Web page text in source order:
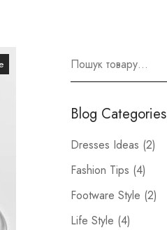
Blog Categories
Dresses Ideas (2)
Fashion Tips (4)
Footware Style (2)
Life Style (4)